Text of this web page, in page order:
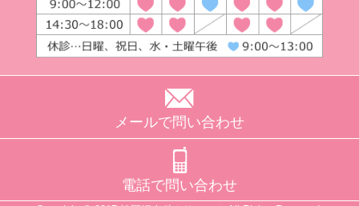
メールで問い合わせ
電話で問い合わせ